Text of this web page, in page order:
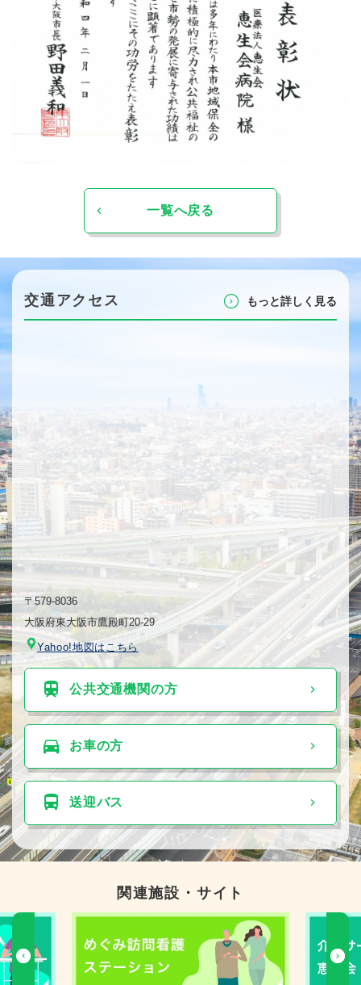
一覧へ戻る
交通アクセス もっと詳しく⾒る
〒579-8036
⼤阪府東⼤阪市鷹殿町20-29
Yahoo!地図はこちら
公共交通機関の⽅
お⾞の⽅
送迎バス
関連施設・サイト